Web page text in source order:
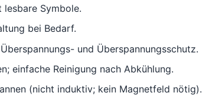
lesbare Symbole.
bei Bedarf.
und Überspannungsschutz.
einfache Reinigung nach Abkühlung.
(nicht induktiv; kein Magnetfeld nötig).